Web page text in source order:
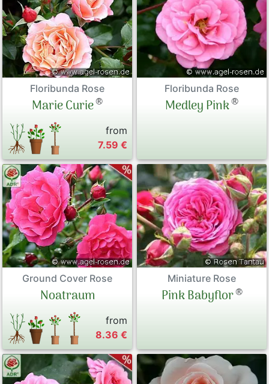
Floribunda Rose
Marie Curie®
from
7.59 €
Floribunda Rose
Medley Pink®
Ground Cover Rose
Noatraum
from
8.36 €
Miniature Rose
Pink Babyflor®